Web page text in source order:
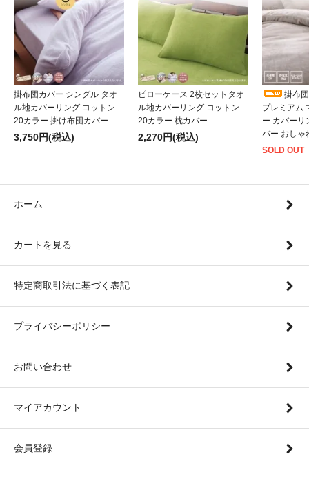
掛布団カバー シングル タオ
ル地カバーリング コットン
20カラー 掛け布団カバー
3,750円(税込)
ピローケース 2枚セットタオ
ル地カバーリング コットン
20カラー 枕カバー
2,270円(税込)
掛布
プレミアム
ー カバーリ
バー おしゃ
SOLD OUT
ホーム
カートを見る
特定商取引法に基づく表記
プライバシーポリシー
お問い合わせ
マイアカウント
会員登録